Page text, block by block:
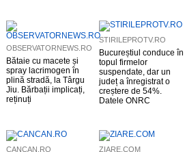
OBSERVATORNEWS.RO
Bătaie cu macete și
spray lacrimogen în
plină stradă, la Târgu
Jiu. Bărbații implicați,
reținuți
STIRILEPROTV.RO
Bucureștiul conduce în
topul firmelor
suspendate, dar un
județ a înregistrat o
creștere de 54%.
Datele ONRC
CANCAN.RO ZIARE.COM